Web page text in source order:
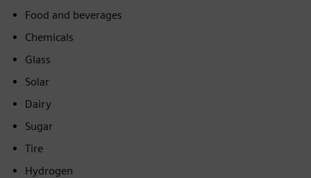
Food and beverages
Chemicals
Glass
Solar
Dairy
Sugar
Tire
Hydrogen